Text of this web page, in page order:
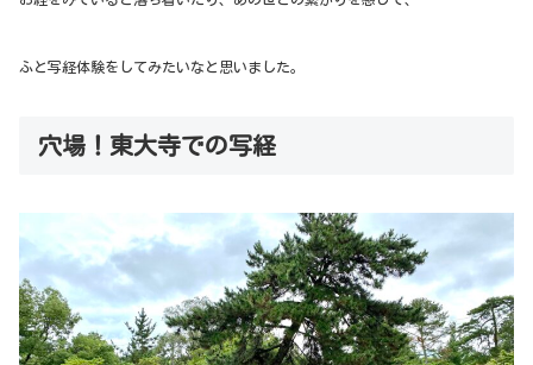
ふと写経体験をしてみたいなと思いました。
穴場！東大寺での写経